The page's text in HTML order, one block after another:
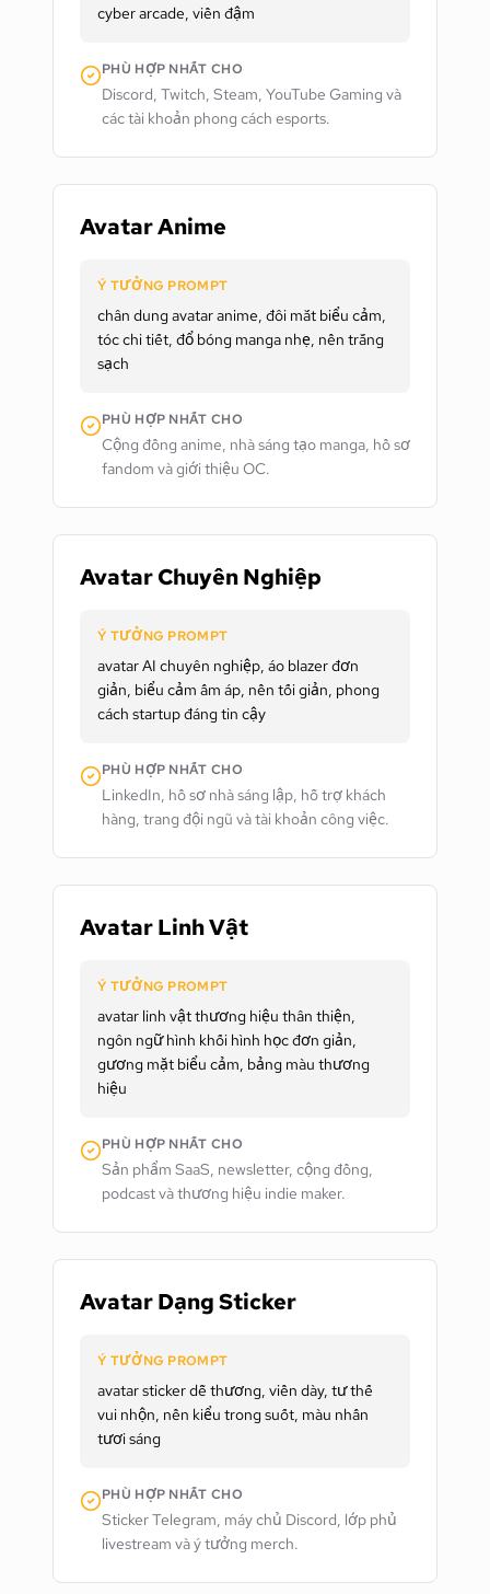
cyber arcade, viền đậm
PHÙ HỢP NHẤT CHO
Discord, Twitch, Steam, YouTube Gaming và
các tài khoản phong cách esports.
Avatar Anime
Ý TƯỞNG PROMPT
chân dung avatar anime, đôi mắt biểu cảm,
tóc chi tiết, đổ bóng manga nhẹ, nền trắng
sạch
PHÙ HỢP NHẤT CHO
Cộng đồng anime, nhà sáng tạo manga, hồ sơ
fandom và giới thiệu OC.
Avatar Chuyên Nghiệp
Ý TƯỞNG PROMPT
avatar AI chuyên nghiệp, áo blazer đơn
giản, biểu cảm ấm áp, nền tối giản, phong
cách startup đáng tin cậy
PHÙ HỢP NHẤT CHO
LinkedIn, hồ sơ nhà sáng lập, hỗ trợ khách
hàng, trang đội ngũ và tài khoản công việc.
Avatar Linh Vật
Ý TƯỞNG PROMPT
avatar linh vật thương hiệu thân thiện,
ngôn ngữ hình khối hình học đơn giản,
gương mặt biểu cảm, bảng màu thương
hiệu
PHÙ HỢP NHẤT CHO
Sản phẩm SaaS, newsletter, cộng đồng,
podcast và thương hiệu indie maker.
Avatar Dạng Sticker
Ý TƯỞNG PROMPT
avatar sticker dễ thương, viền dày, tư thế
vui nhộn, nền kiểu trong suốt, màu nhấn
tươi sáng
PHÙ HỢP NHẤT CHO
Sticker Telegram, máy chủ Discord, lớp phủ
livestream và ý tưởng merch.